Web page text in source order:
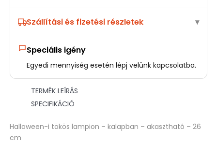
Szállítási és fizetési részletek
Speciális igény
Egyedi mennyiség esetén lépj velünk kapcsolatba.
TERMÉK LEÍRÁS
SPECIFIKÁCIÓ
Halloween-i tökös lampion – kalapban – akasztható – 26
cm